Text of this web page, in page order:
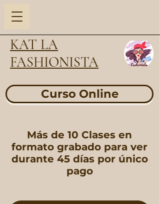
KAT LA
FASHIONISTA
Curso Online
Más de 10 Clases en
formato grabado para ver
durante 45 días por único
pago